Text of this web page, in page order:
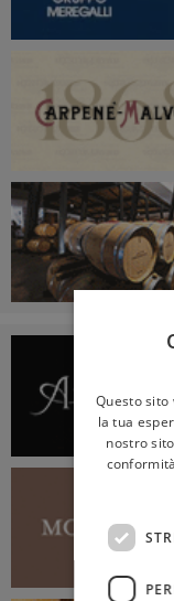
Questo
la tua
nostro